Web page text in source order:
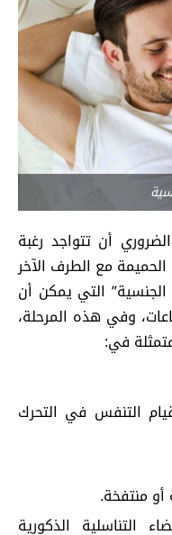
أن تتواجد رغبة
مع الطرف الآخر
التي يمكن أن
وفي هذه المرحلة،
في:
التنفس في التحرك
منتفخة.
التناسلية الذكورية